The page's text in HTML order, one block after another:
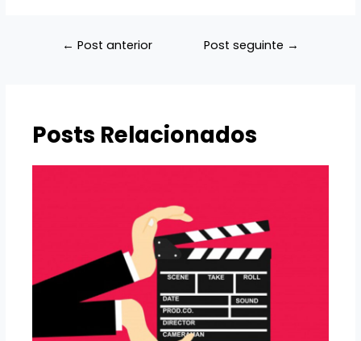
Navegação
← Post anterior Post seguinte →
Posts Relacionados